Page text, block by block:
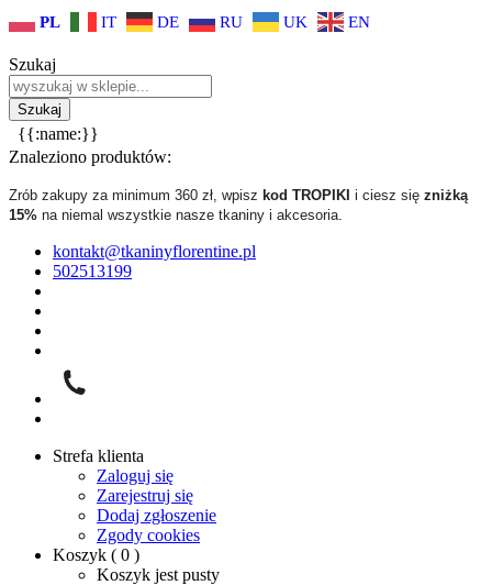
PL IT DE RU UK EN
Szukaj
{{:name:}}
Znaleziono produktów:
Zrób zakupy za minimum 360 zł, wpisz kod TROPIKI i ciesz się zniżką
15% na niemal wszystkie nasze tkaniny i akcesoria.
kontakt@tkaninyflorentine.pl
502513199
Strefa klienta
Zaloguj się
Zarejestruj się
Dodaj zgłoszenie
Zgody cookies
Koszyk ( 0 )
Koszyk jest pusty